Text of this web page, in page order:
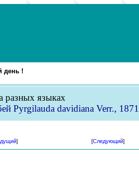
день !
разных языках
Pyrgilauda davidiana Verr., 1871
] [Следующий]